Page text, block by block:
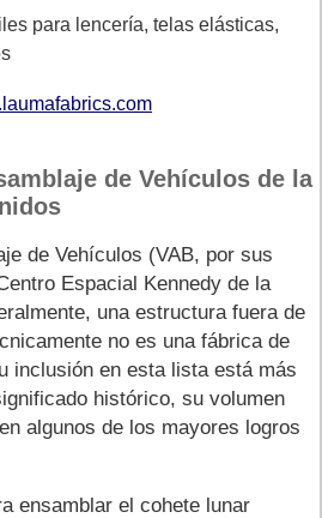
para lencería, telas elásticas,
de Vehículos de la
de Vehículos (VAB, por sus
Espacial Kennedy de la
una estructura fuera de
no es una fábrica de
inclusión en esta lista está más
histórico, su volumen
algunos de los mayores logros
ensamblar el cohete lunar